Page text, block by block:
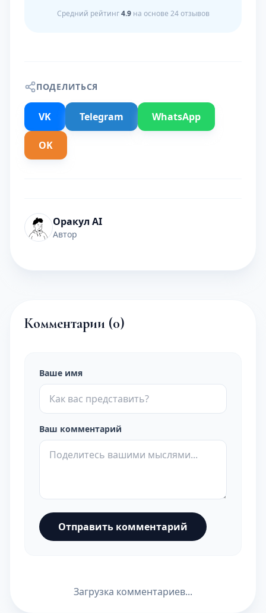
Средний рейтинг4.9на основе 24отзывов
ПОДЕЛИТЬСЯ
VK Telegram WhatsApp
OK
Оракул AI
Автор
Комментарии (0)
Ваше имя
Ваш комментарий
Отправить комментарий
Загрузка комментариев...